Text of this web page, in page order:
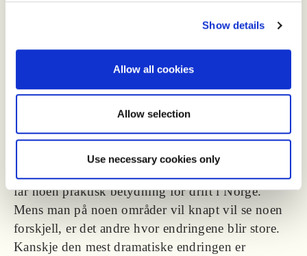
Show details
Allow all cookies
Allow selection
Use necessary cookies only
Vil det bli store endringer i det nye regelverket?
Det varierer mellom de ulike områdene. For
akvakultur er det ikke meldt noen endringer. På
andre områder er endringene relativt små. Det kan
være i tilfeller hvor Norge allerede er i forkant av
får noen praktisk betydning for drift i Norge.
Mens man på noen områder vil knapt vil se noen
forskjell, er det andre hvor endringene blir store.
Kanskje den mest dramatiske endringen er